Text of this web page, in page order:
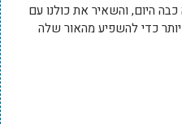
היום, והשאיר את כולנו עם
כדי להשפיע מהאור שלה